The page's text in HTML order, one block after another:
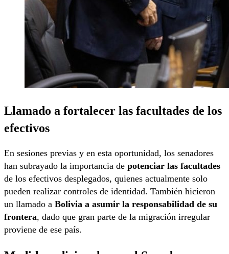
Llamado a fortalecer las facultades de los
efectivos
En sesiones previas y en esta oportunidad, los senadores
han subrayado la importancia de potenciar las facultades
de los efectivos desplegados, quienes actualmente solo
pueden realizar controles de identidad. También hicieron
un llamado a Bolivia a asumir la responsabilidad de su
frontera, dado que gran parte de la migración irregular
proviene de ese país.